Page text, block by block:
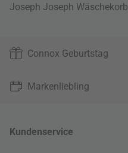
Joseph Joseph Wäschekorb
Connox Geburtstag
Markenliebling
Kundenservice